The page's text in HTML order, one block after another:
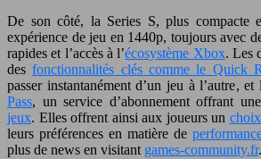
De son côté, la Series S, plus compacte
expérience de jeu en 1440p, toujours avec
rapides et l’accès à l’écosystème Xbox. Les
desfonctionnalités clés comme le Quick
passer instantanément d’un jeu à l’autre, et
Pass, un service d’abonnement offrant
jeux. Elles offrent ainsi aux joueurs un
leurs préférences en matière de
plus de news en visitant games-community.fr.